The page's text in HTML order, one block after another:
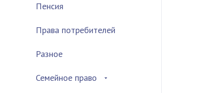
Пенсия
Права потребителей
Разное
Семейное право